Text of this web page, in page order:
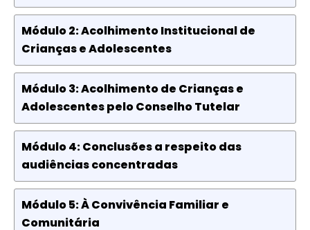
Módulo 2: Acolhimento Institucional de
Crianças e Adolescentes
Módulo 3: Acolhimento de Crianças e
Adolescentes pelo Conselho Tutelar
Módulo 4: Conclusões a respeito das
audiências concentradas
Módulo 5: À Convivência Familiar e
Comunitária